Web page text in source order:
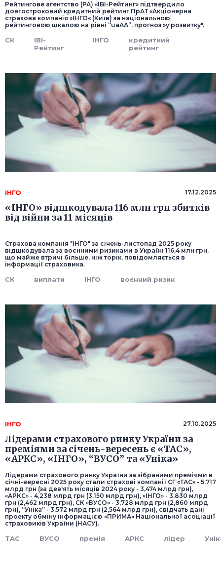
Рейтингове агентство (РА) «IBI-Рейтинг» підтвердило
довгостроковий кредитний рейтинг ПрАТ «Акціонерна
страхова компанія »ІНГО« (Київ) за національною
рейтинговою шкалою на рівні “uаАА”, прогноз »у розвитку".
СК
IBI-
Рейтинг
ІНГО
кредитний
рейтинг
ІНГО 17.12.2025
«ІНГО» відшкодувала 116 млн грн збитків
від війни за 11 місяців
Страхова компанія "ІНГО" за січень-листопад 2025 року
відшкодувала за воєнними ризиками в Україні 116,4 млн грн,
що майже втричі більше, ніж торік, повідомляється в
інформації страховика.
СК виплати ІНГО воєнний ризик
ІНГО 27.10.2025
Лідерами страхового ринку України за
преміями за січень-вересень є «ТАС»,
«АРКС», «ІНГО», “ВУСО” та «Уніка»
Лідерами страхового ринку України за зібраними преміями в
січні-вересні 2025 року стали страхові компанії СГ «ТАС» - 5,717
млрд грн (за дев'ять місяців 2024 року - 3,474 млрд грн),
«АРКС» - 4,238 млрд грн (3,150 млрд грн), «ІНГО» - 3,830 млрд
грн (2,462 млрд грн), СК «ВУСО» - 3,728 млрд грн (2,860 млрд
грн), “Уніка” - 3,572 млрд грн (2,564 млрд грн), свідчать дані
проекту обміну інформацією «ПРИМА» Національної асоціації
страховиків України (НАСУ).
ТАС ВУСО премія АРКС лідер